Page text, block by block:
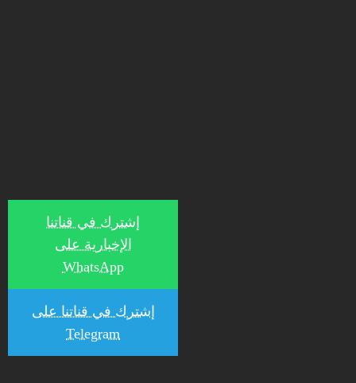
إشترك في قناتنا
الإخبارية على
WhatsApp
إشترك في قناتنا على
Telegram